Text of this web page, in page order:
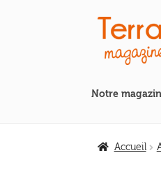
Aller
à
la
Aller
au
contenu
Notre
Accueil